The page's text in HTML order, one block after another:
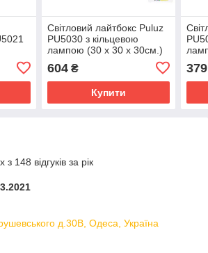
Світловий лайтбокс Puluz
PU5030 з кільцевою
лампою (30 х 30 х 30см.)
604₴
Купити
379
148 відгуків за рік
д.30В, Одеса, Україна